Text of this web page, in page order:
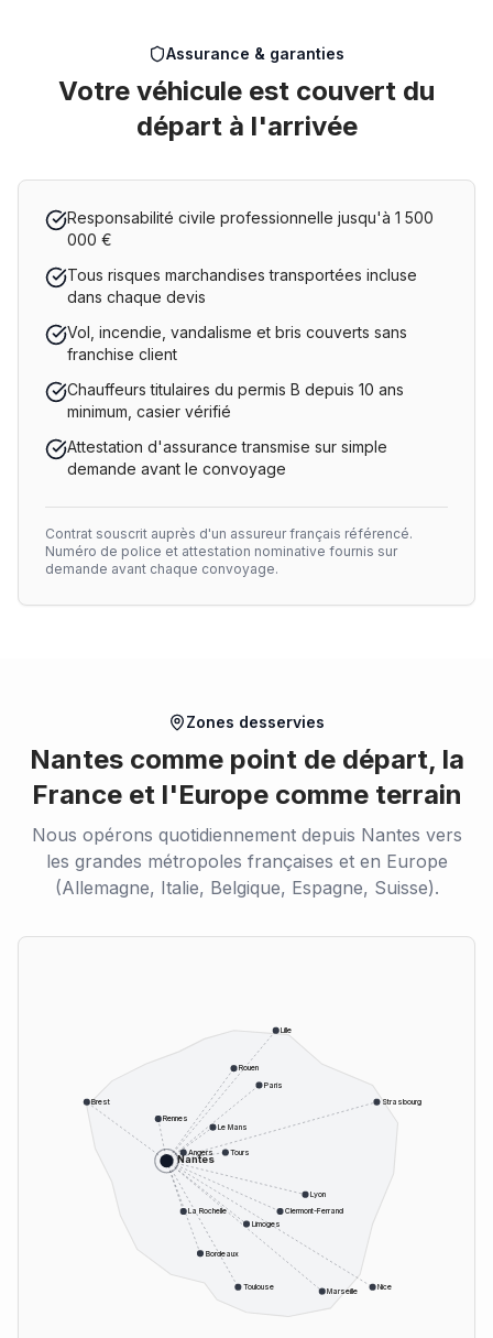
Assurance & garanties
Votre véhicule est couvert du
départ à l'arrivée
Responsabilité civile professionnelle jusqu'à 1 500
000 €
Tous risques marchandises transportées incluse
dans chaque devis
Vol, incendie, vandalisme et bris couverts sans
franchise client
Chauffeurs titulaires du permis B depuis 10 ans
minimum, casier vérifié
Attestation d'assurance transmise sur simple
demande avant le convoyage
Contrat souscrit auprès d'un assureur français référencé.
Numéro de police et attestation nominative fournis sur
demande avant chaque convoyage.
Zones desservies
Nantes comme point de départ, la
France et l'Europe comme terrain
Nous opérons quotidiennement depuis Nantes vers
les grandes métropoles françaises et en Europe
(Allemagne, Italie, Belgique, Espagne, Suisse).
Nantes
Paris
Lyon
Marseille
Toulouse
Bordeaux
Nice
Strasbourg
Lille
Rennes
Angers
Le Mans
Tours
Limoges
Clermont-Ferrand
Rouen
Brest
La Rochelle